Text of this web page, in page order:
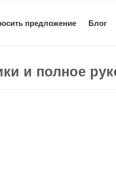
предложение Блог
и полное